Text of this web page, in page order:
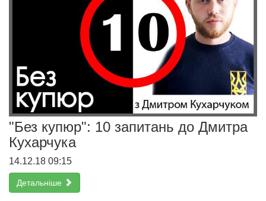
"Без купюр": 10 запитань до Дмитра
Кухарчука
14.12.18 09:15
Детальніше